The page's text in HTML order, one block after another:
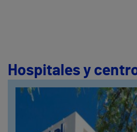
Hospitales y